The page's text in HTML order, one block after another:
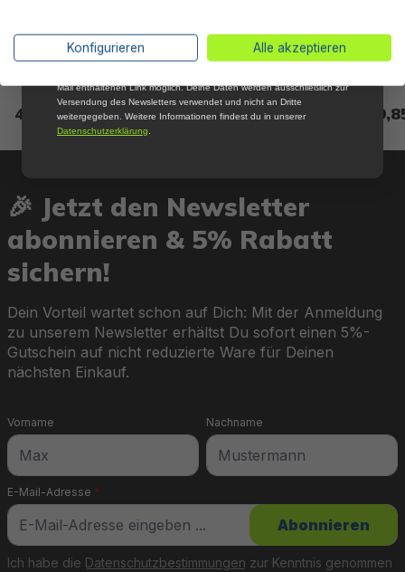
Filtersieb-Dichtung
Flowclear™ Sandfilteranlagen
l/h)
4,85 €*
Dichtung für ausgewählte
Flowclear™ Sandfilteranlagen
5,85 €*
🎉 Jetzt den Newsletter
abonnieren & 5% Rabatt
sichern!
Dein Vorteil wartet schon auf Dich: Mit der Anmeldung
zu unserem Newsletter erhältst Du sofort einen 5%-
Gutschein auf nicht reduzierte Ware für Deinen
nächsten Einkauf.
E-Mail-Adresse *
Vorname Nachname
Ich habe die Datenschutzbestimmungen zur Kenntnis genommen
Abonnieren
Konfigurieren Alle akzeptieren
*Mit der Anmeldung zum Newsletter stimmst du zu, regelmäßig per E-
Mail über aktuelle Angebote, Aktionen und Produktneuheiten
Mail enthaltenen Link möglich. Deine Daten werden ausschließlich zur
Versendung des Newsletters verwendet und nicht an Dritte
weitergegeben. Weitere Informationen findest du in unserer
Datenschutzerklärung